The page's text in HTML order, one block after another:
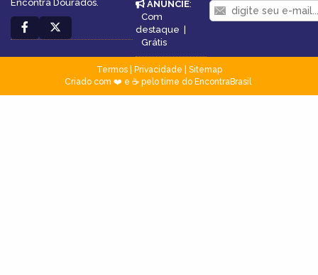
Encontra Dourados. ANUNCIE:
Com
destaque
Grátis
Termos| Privacidade
Sitemap
Criado com ❤️ e ☕ pelo time do EncontraBrasil